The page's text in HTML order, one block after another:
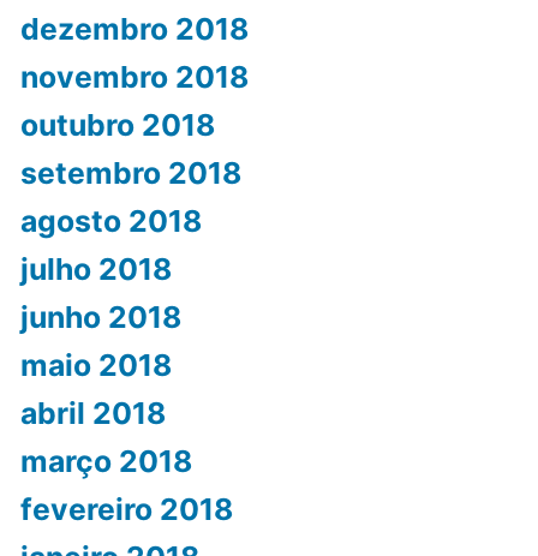
dezembro 2018
novembro 2018
outubro 2018
setembro 2018
agosto 2018
julho 2018
junho 2018
maio 2018
abril 2018
março 2018
fevereiro 2018